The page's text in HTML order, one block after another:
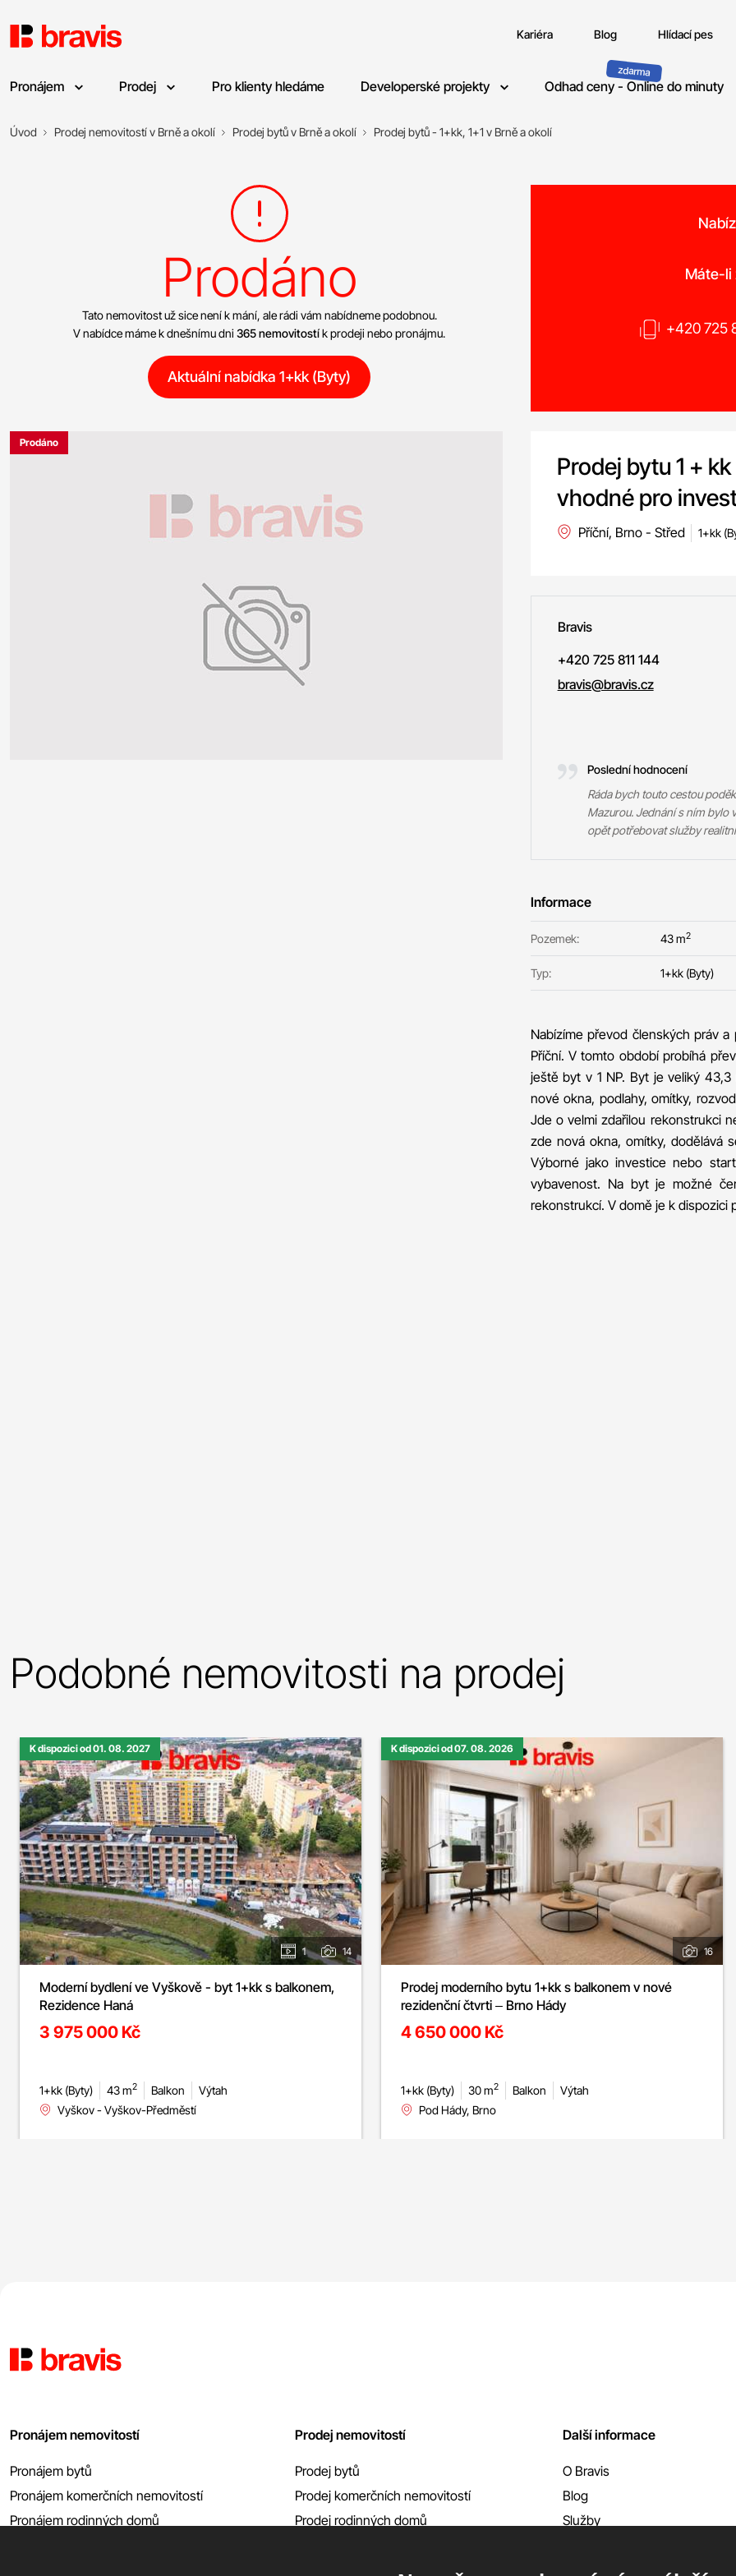
Kariéra Blog Hlídací pes
Pronájem Prodej Pro klienty hledáme Developerské projekty Odhad ceny - Online do minuty
Úvod Prodej nemovitostí v Brně a okolí Prodej bytů v Brně a okolí Prodej bytů - 1+kk, 1+1 v Brně a okolí
Prodáno
Tato nemovitost už sice není k mání, ale rádi vám nabídneme podobnou.
V nabídce máme k dnešnímu dni365 nemovitostík prodeji nebo pronájmu.
Aktuální nabídka 1+kk (Byty)
Máte-li
+420 725
Prodáno
Prodej bytu 1 +
vhodné pro
Příční, Brno - Střed 1+kk
Bravis
+420 725 811 144
bravis@bravis.cz
Poslední hodnocení
Ráda bych touto cestou
Mazurou. Jednání s ním bylo
opět potřebovat služby
Informace
Pozemek: 43 m2
Typ: 1+kk (Byty)
Nabízíme převod členských práv
Příční. V tomto období probíhá
ještě byt v 1 NP. Byt je veliký 43,3
nové okna, podlahy, omítky,
Jde o velmi zdařilou rekonstrukci
zde nová okna, omítky, dodělává
Výborné jako investice nebo
vybavenost. Na byt je možné
rekonstrukcí. V domě je k dispozici
Podobné nemovitosti na prodej
K dispozici od 01. 08. 2027
1 14
Moderní bydlení ve Vyškově - byt 1+kk s balkonem,
Rezidence Haná
3 975 000 Kč
1+kk (Byty) 43 m2 Balkon
Výtah
Vyškov - Vyškov-Předměstí
K dispozici od 07. 08. 2026
16
Prodej moderního bytu 1+kk s balkonem v nové
rezidenční čtvrti – Brno Hády
4 650 000 Kč
1+kk (Byty) 30 m2 Balkon
Výtah
Pod Hády, Brno
Pronájem nemovitostí
Pronájem bytů
Pronájem komerčních nemovitostí
Pronájem rodinných domů
Prodej nemovitostí
Prodej bytů
Prodej komerčních nemovitostí
Prodej rodinných domů
Další informace
O Bravis
Blog
Služby
Kontakty